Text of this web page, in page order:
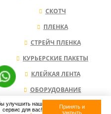
СКОТЧ
ПЛЕНКА
СТРЕЙЧ ПЛЕНКА
КУРЬЕРСКИЕ ПАКЕТЫ
КЛЕЙКАЯ ЛЕНТА
ОБОРУДОВАНИЕ
НАПОЛНИТЕЛЬ ДЛЯ КОРОБОК
улучшить наш
сервис для вас!
Принять и
закрыть